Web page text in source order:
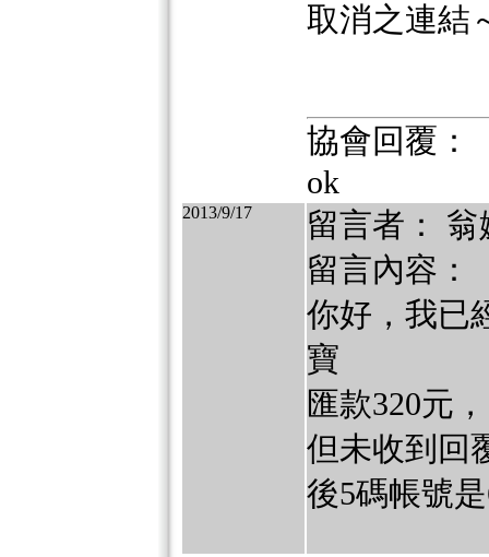
取消之連結
協會回覆：
ok
2013/9/17
留言者： 翁
留言內容：
你好，我已
寶
匯款320元
但未收到回
後5碼帳號